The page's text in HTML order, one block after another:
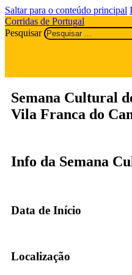
Saltar para o conteúdo principal
Corridas de Portugal
Pesquisar
Semana Cultural
Vila Franca do
Info da Semana
Data de Início
Localização